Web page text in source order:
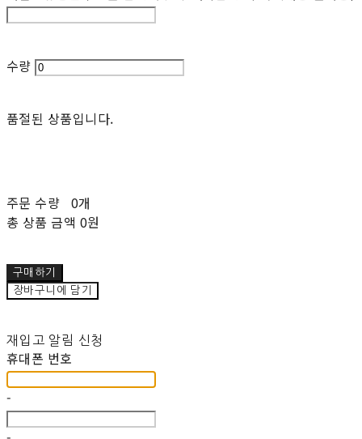
수량
품절된 상품입니다.
주문 수량 0개
총 상품 금액 0원
구매하기
장바구니에 담기
재입고 알림 신청
휴대폰 번호
-